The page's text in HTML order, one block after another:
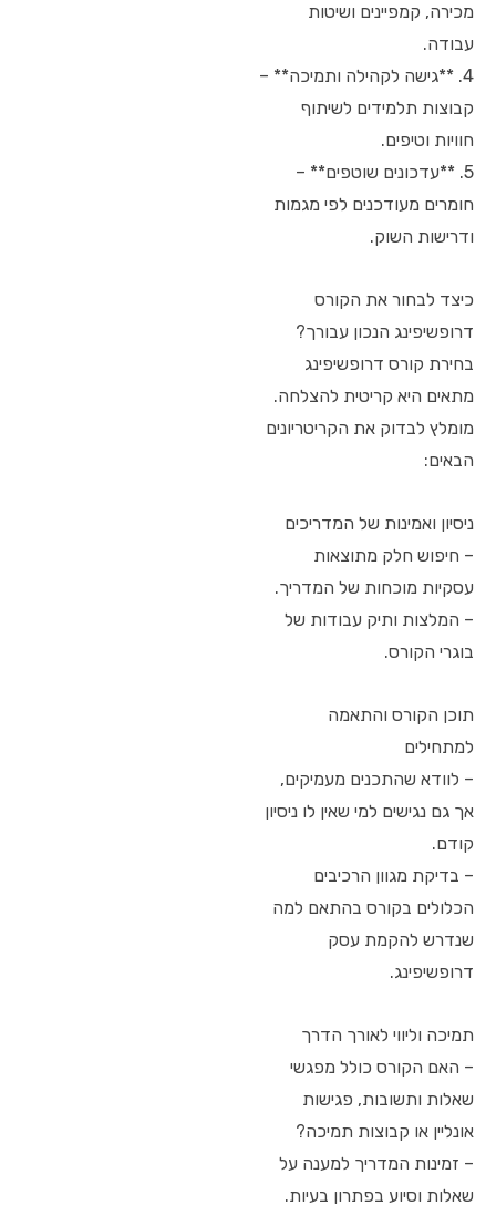
מכירה, קמפיינים ושיטות
עבודה.
4. **גישה לקהילה ותמיכה** –
קבוצות תלמידים לשיתוף
חוויות וטיפים.
5. **עדכונים שוטפים** –
חומרים מעודכנים לפי מגמות
ודרישות השוק.
כיצד לבחור את הקורס
דרופשיפינג הנכון עבורך?
בחירת קורס דרופשיפינג
מתאים היא קריטית להצלחה.
מומלץ לבדוק את הקריטריונים
הבאים:
ניסיון ואמינות של המדריכים
– חיפוש חלק מתוצאות
עסקיות מוכחות של המדריך.
– המלצות ותיק עבודות של
בוגרי הקורס.
תוכן הקורס והתאמה
למתחילים
– לוודא שהתכנים מעמיקים,
אך גם נגישים למי שאין לו ניסיון
קודם.
– בדיקת מגוון הרכיבים
הכלולים בקורס בהתאם למה
שנדרש להקמת עסק
דרופשיפינג.
תמיכה וליווי לאורך הדרך
– האם הקורס כולל מפגשי
שאלות ותשובות, פגישות
אונליין או קבוצות תמיכה?
– זמינות המדריך למענה על
שאלות וסיוע בפתרון בעיות.